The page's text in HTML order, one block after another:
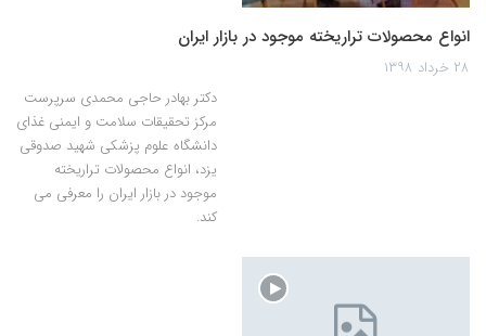
انواع محصولات تراریخته موجود در بازار ایران
۲۸ خرداد ۱۳۹۸
دکتر بهادر حاجی محمدی سرپرست
مرکز تحقیقات سلامت و ایمنی غذای
دانشگاه علوم پزشکی شهید صدوقی
یزد، انواع محصولات تراریخته
موجود در بازار ایران را معرفی می
کند.